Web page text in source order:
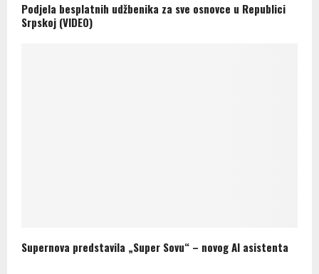
Podjela besplatnih udžbenika za sve osnovce u Republici
Srpskoj (VIDEO)
Supernova predstavila „Super Sovu“ – novog AI asistenta